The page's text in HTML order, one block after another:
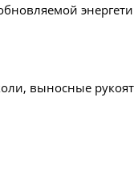
выносные